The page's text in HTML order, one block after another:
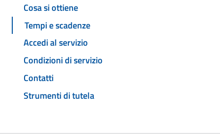
Cosa si ottiene
Tempi e scadenze
Accedi al servizio
Condizioni di servizio
Contatti
Strumenti di tutela